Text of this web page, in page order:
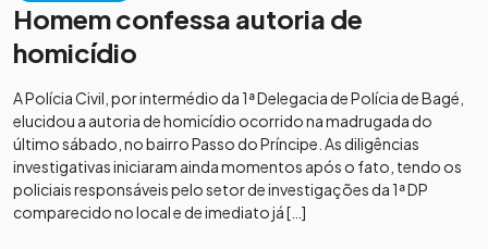
Homem confessa autoria de
homicídio
A Polícia Civil, por intermédio da 1ª Delegacia de Polícia de Bagé,
elucidou a autoria de homicídio ocorrido na madrugada do
último sábado, no bairro Passo do Príncipe. As diligências
investigativas iniciaram ainda momentos após o fato, tendo os
policiais responsáveis pelo setor de investigações da 1ª DP
comparecido no local e de imediato já […]